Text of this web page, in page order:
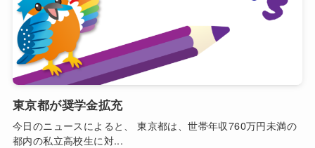
東京都が奨学金拡充
今日のニュースによると、 東京都は、世帯年収760万円未満の
都内の私立高校生に対...